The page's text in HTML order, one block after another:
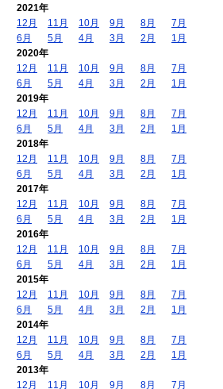
2021年
12月
11月 10月 9月 8月
7月
6月
5月 4月 3月 2月
1月
2020年
12月
11月 10月 9月 8月
7月
6月
5月 4月 3月 2月
1月
2019年
12月
11月 10月 9月 8月
7月
6月
5月 4月 3月 2月
1月
2018年
12月
11月 10月 9月 8月
7月
6月
5月 4月 3月 2月
1月
2017年
12月
11月 10月 9月 8月
7月
6月
5月 4月 3月 2月
1月
2016年
12月
11月 10月 9月 8月
7月
6月
5月 4月 3月 2月
1月
2015年
12月
11月 10月 9月 8月
7月
6月
5月 4月 3月 2月
1月
2014年
12月
11月 10月 9月 8月
7月
6月
5月 4月 3月 2月
1月
2013年
12月
11月 10月 9月 8月 7月